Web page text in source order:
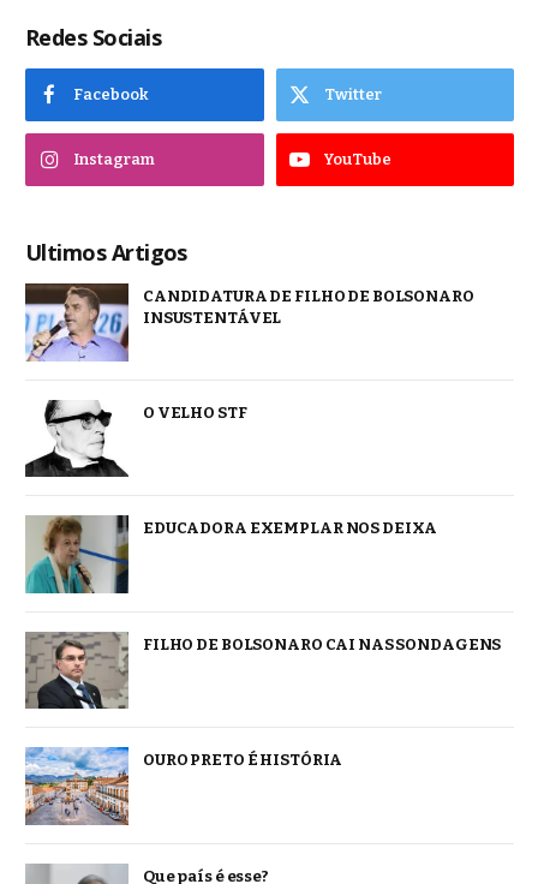
Redes Sociais
Facebook Twitter
Instagram YouTube
Ultimos Artigos
CANDIDATURA DE FILHO DE BOLSONARO
INSUSTENTÁVEL
O VELHO STF
EDUCADORA EXEMPLAR NOS DEIXA
FILHO DE BOLSONARO CAI NAS SONDAGENS
OURO PRETO É HISTÓRIA
Que país é esse?